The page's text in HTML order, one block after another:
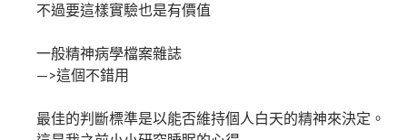
不過要這樣實驗也是有價值
一般精神病學檔案雜誌
—>這個不錯用
最佳的判斷標準是以能否維持個人白天的精神來決定。